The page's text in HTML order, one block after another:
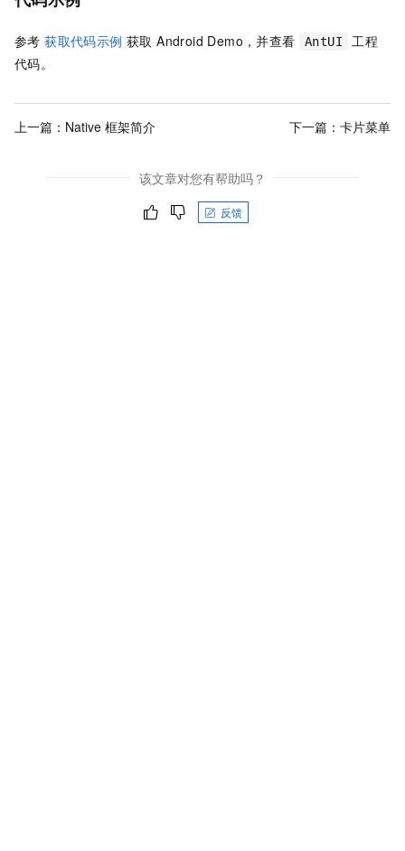
参考获取代码示例 获取 Android Demo，并查看 AntUI
工程
代码。
上一篇： Native 框架简介 下一篇： 卡片菜单
该文章对您有帮助吗？
反馈